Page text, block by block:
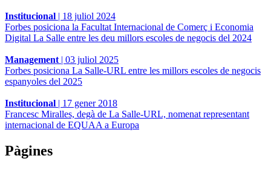
Institucional | 18 juliol 2024
Forbes posiciona la Facultat Internacional de Comerç i Economia
Digital La Salle entre les deu millors escoles de negocis del 2024
Management | 03 juliol 2025
Forbes posiciona La Salle‑URL entre les millors escoles de negocis
espanyoles del 2025
Institucional | 17 gener 2018
Francesc Miralles, degà de La Salle-URL, nomenat representant
internacional de EQUAA a Europa
Pàgines